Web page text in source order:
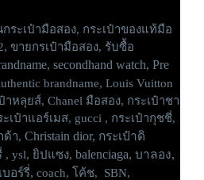
กระเป๋ามือสอง, กระเป๋าของแท้มือ
ขายกรเป๋ามือสอง, รับซื้อ
secondhand watch, Pre
brandname, Louis Vuitton
หลุยส์, Chanel มือสอง, กระเป๋าชา
เป๋าแอร์เมส, gucci , กระเป๋ากุชชี่,
ด้า, Christain dior, กระเป๋าดิ
, ysl, ยิปแซง, balenciaga, บาลอง,
บอร์รี่, coach, โค้ช, SBN,